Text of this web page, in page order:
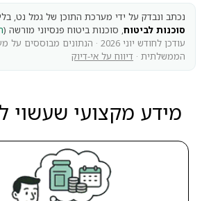
נכתב ונבדק על ידי מערכת התוכן של גמל נט,
סוכנות לביטוח, סוכנות ביטוח פנסיוני מורשה (
עודכן לחודש יוני 2026 · הנתונים
הממשלתית · דיווח על אי-דיוק
מידע מקצועי שעשוי